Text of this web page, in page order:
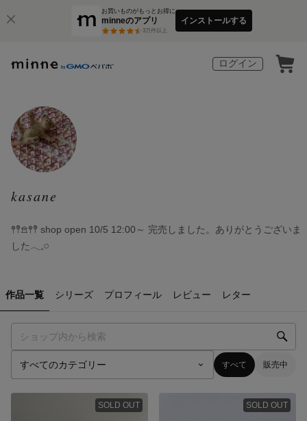
お買いものがもっとお得に
minneのアプリ
3万件以上
インストールする
ログイン
kasane
𖤣𖤥𖠿𖤣𖤥 shop open 10/5 12:00～ 完売しました。ありがとうございま
した𓂃𓈒𓏸
作品一覧 シリーズ プロフィール レビュー レター
すべて 販売中
SOLD OUT SOLD OUT